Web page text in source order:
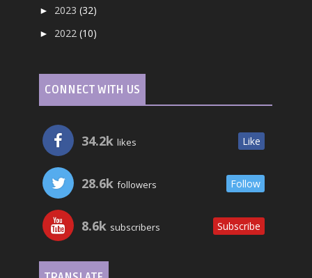
► 2023(32)
► 2022(10)
CONNECT WITH US
34.2k likes Like
28.6k followers Follow
8.6k subscribers Subscribe